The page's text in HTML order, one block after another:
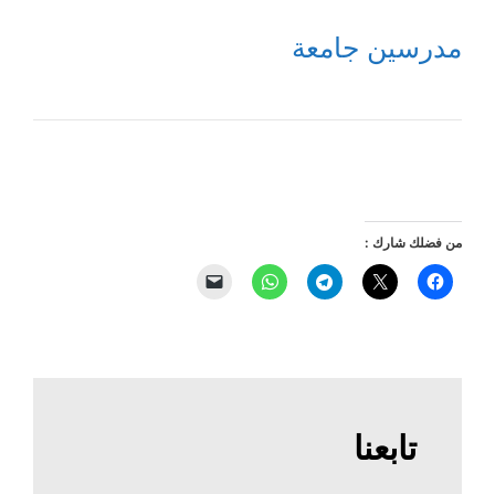
مدرسين جامعة
من فضلك شارك :
تابعنا